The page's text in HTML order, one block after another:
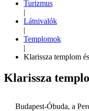
Turizmus
|
Látnivalók
|
Templomok
|
Klarissza templom
Klarissza
Budapest-Óbuda, a